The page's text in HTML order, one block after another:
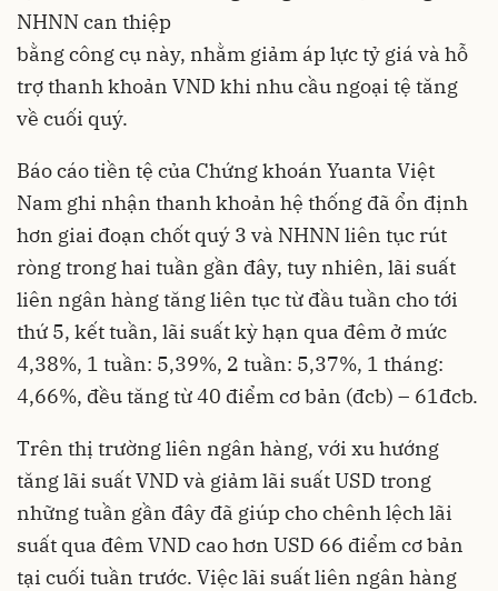
NHNN can thiệp
bằng công cụ này, nhằm giảm áp lực tỷ giá và hỗ
trợ thanh khoản VND khi nhu cầu ngoại tệ tăng
về cuối quý.
Báo cáo tiền tệ của Chứng khoán Yuanta Việt
Nam ghi nhận thanh khoản hệ thống đã ổn định
hơn giai đoạn chốt quý 3 và NHNN liên tục rút
ròng trong hai tuần gần đây, tuy nhiên, lãi suất
liên ngân hàng tăng liên tục từ đầu tuần cho tới
thứ 5, kết tuần, lãi suất kỳ hạn qua đêm ở mức
4,38%, 1 tuần: 5,39%, 2 tuần: 5,37%, 1 tháng:
4,66%, đều tăng từ 40 điểm cơ bản (đcb) – 61đcb.
Trên thị trường liên ngân hàng, với xu hướng
tăng lãi suất VND và giảm lãi suất USD trong
những tuần gần đây đã giúp cho chênh lệch lãi
suất qua đêm VND cao hơn USD 66 điểm cơ bản
tại cuối tuần trước. Việc lãi suất liên ngân hàng